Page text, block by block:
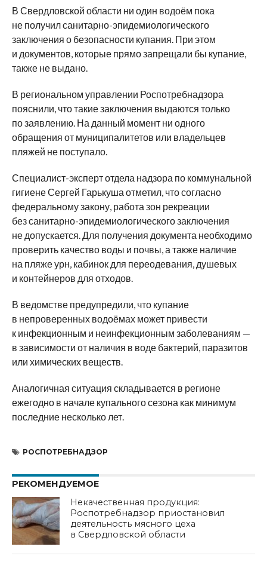
В Свердловской области ни один водоём пока
не получил санитарно-эпидемиологического
заключения о безопасности купания. При этом
и документов, которые прямо запрещали бы купание,
также не выдано.
В региональном управлении Роспотребнадзора
пояснили, что такие заключения выдаются только
по заявлению. На данный момент ни одного
обращения от муниципалитетов или владельцев
пляжей не поступало.
Специалист-эксперт отдела надзора по коммунальной
гигиене Сергей Гарькуша отметил, что согласно
федеральному закону, работа зон рекреации
без санитарно-эпидемиологического заключения
не допускается. Для получения документа необходимо
проверить качество воды и почвы, а также наличие
на пляже урн, кабинок для переодевания, душевых
и контейнеров для отходов.
В ведомстве предупредили, что купание
в непроверенных водоёмах может привести
к инфекционным и неинфекционным заболеваниям —
в зависимости от наличия в воде бактерий, паразитов
или химических веществ.
Аналогичная ситуация складывается в регионе
ежегодно в начале купального сезона как минимум
последние несколько лет.
РОСПОТРЕБНАДЗОР
РЕКОМЕНДУЕМОЕ
Некачественная продукция:
Роспотребнадзор приостановил
деятельность мясного цеха
в Свердловской области